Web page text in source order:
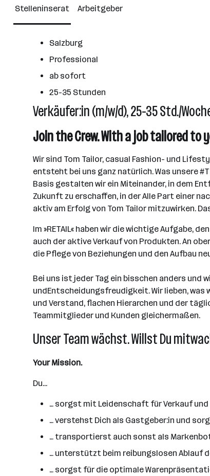
Über das Unternehmen
101 - 500 Mitarbeiter*innen
Stelleninserat Arbeitgeber
Salzburg
Professional
ab sofort
25-35 Stunden
Verkäufer:in (m/w/d), 25-35 Std./
Join the Crew. With a job tailored to
Wir sind Tom Tailor, casual Fashion- und
entsteht bei uns ganz natürlich. Was unsere
Basis gestalten wir ein Miteinander, in dem
Zukunft zu erschaffen, in der Alle Part einer
aktiv am Erfolg von Tom Tailor mitzuwirken.
Im »RETAIL« haben wir die wichtige Aufgabe,
auch der aktive Verkauf von Produkten. An
die Pflege von Beziehungen und den Aufbau
Bei uns ist jeder Tag ein bisschen anders und
undEntscheidungsfreudigkeit. Wir lieben,
und Verstand, flachen Hierarchen und der
Teammitglieder und Kunden gleichermaßen.
Unser Team wächst. Willst Du
Your Mission.
Du...
… sorgst mit Leidenschaft für Verkauf
… verstehst Dich als Gastgeber:in und
… transportierst auch sonst als
… unterstützt beim reibungslosen Ablauf
… sorgst für die optimale